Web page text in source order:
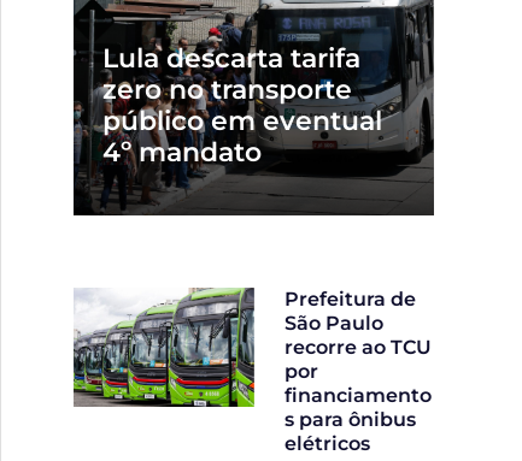
Lula descarta tarifa
zero no transporte
público em eventual
4º mandato
Prefeitura de
São Paulo
recorre ao TCU
por
financiamento
s para ônibus
elétricos